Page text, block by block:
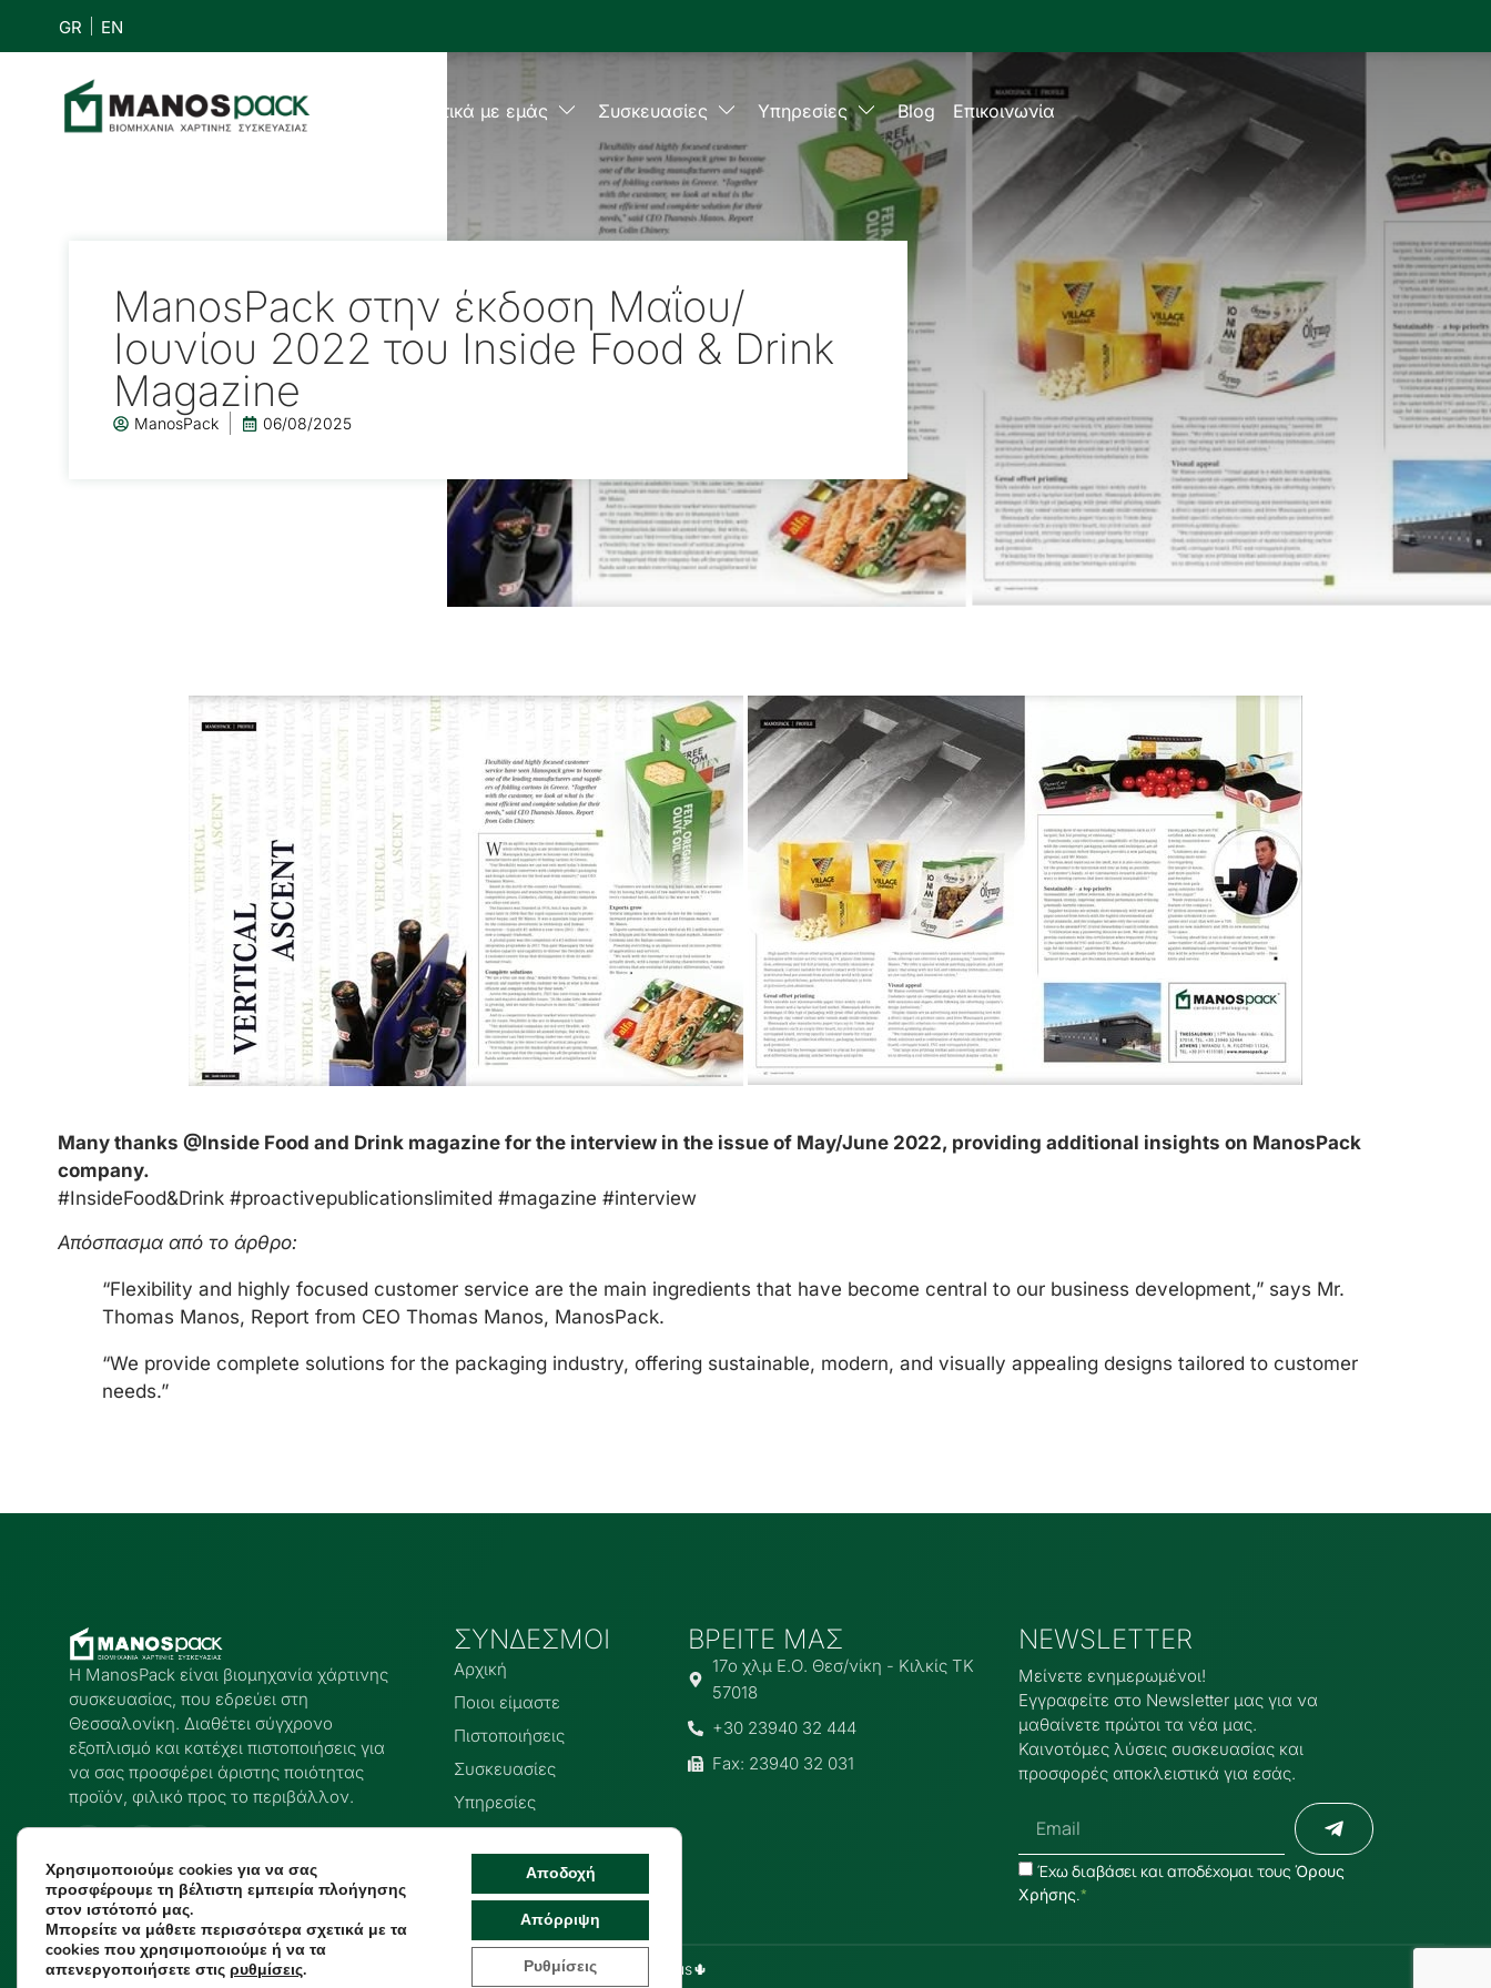
GR EN
Σχετικά με εμάς Συσκευασίες Υπηρεσίες Blog Επικοινωνία
ManosPack στην έκδοση Μαΐου/
Ιουνίου 2022 του Inside Food & Drink
Magazine
ManosPack 06/08/2025
Many thanks @Inside Food and Drink magazine for the interview in the issue of May/June 2022, providing additional insights on ManosPack
company.
#InsideFood&Drink #proactivepublicationslimited #magazine #interview
Απόσπασμα από το άρθρο:
“Flexibility and highly focused customer service are the main ingredients that have become central to our business development,” says Mr.
Thomas Manos, Report from CEO Thomas Manos, ManosPack.
“We provide complete solutions for the packaging industry, offering sustainable, modern, and visually appealing designs tailored to customer
needs.”
Η ManosPack είναι βιομηχανία χάρτινης
συσκευασίας, που εδρεύει στη
Θεσσαλονίκη. Διαθέτει σύγχρονο
εξοπλισμό και κατέχει πιστοποιήσεις για
να σας προσφέρει άριστης ποιότητας
προϊόν, φιλικό προς το περιβάλλον.
ΣΥΝΔΕΣΜΟΙ
Αρχική
Ποιοι είμαστε
Πιστοποιήσεις
Συσκευασίες
Υπηρεσίες
Blog
Επικοινωνία
ΒΡΕΙΤΕ ΜΑΣ
17ο χλμ Ε.Ο. Θεσ/νίκη - Κιλκίς ΤΚ
57018
+30 23940 32 444
Fax: 23940 32 031
ΝEWSLETTER
Μείνετε ενημερωμένοι!
Εγγραφείτε στο Νewsletter μας για να
μαθαίνετε πρώτοι τα νέα μας.
Καινοτόμες λύσεις συσκευασίας και
προσφορές αποκλειστικά για εσάς.
Έχω διαβάσει και αποδέχομαι τους Όρους
Χρήσης.*
Πολιτική Απορρήτου Όροι Χρήσης
© 2025 MANOSPACK | Developed by Cactus🌵
Χρησιμοποιούμε cookies για να σας
προσφέρουμε τη βέλτιστη εμπειρία πλοήγησης
στον ιστότοπό μας.
Μπορείτε να μάθετε περισσότερα σχετικά με τα
cookies που χρησιμοποιούμε ή να τα
απενεργοποιήσετε στις ρυθμίσεις.
Αποδοχή
Απόρριψη
Ρυθμίσεις